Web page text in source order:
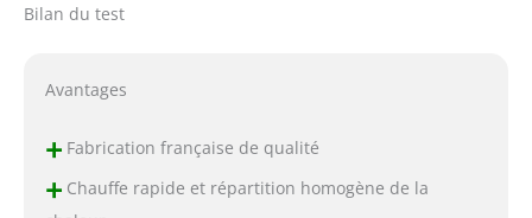
Bilan du test
Avantages
+Fabrication française de qualité
+Chauffe rapide et répartition homogène de la